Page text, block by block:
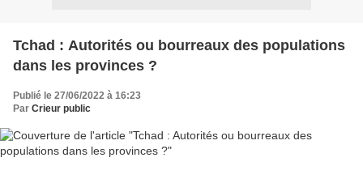
Tchad : Autorités ou bourreaux des populations
dans les provinces ?
Publié le 27/06/2022 à 16:23
Par Crieur public